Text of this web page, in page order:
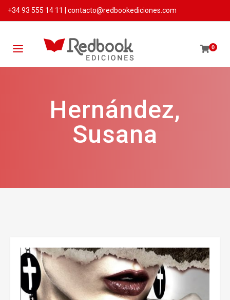
+34 93 555 14 11 contacto@redbookediciones.com
0
Hernández,
Susana